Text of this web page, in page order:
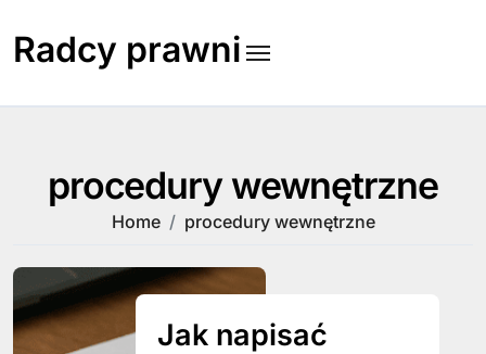
content
Radcy prawni
procedury wewnętrzne
Home procedury wewnętrzne
Jak napisać